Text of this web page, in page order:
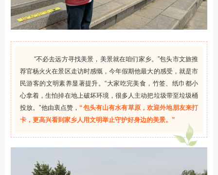
“不必去远方寻找美景，美景就在咱们家乡。”包头市文旅推
荐官杨火火在景区走访时感慨，今年假期他最大的感受，就是市
民游客的文明素养显著提升。“大家吃完美食，竹签、纸巾都小
心拿着，生怕掉在地上破坏环境，很多人主动把垃圾带至垃圾桶
投放。”他由衷点赞， “包头有山有水有草原，欢迎外地朋友来打
卡，更高兴看到家乡人用文明举止守护好身边的美景。”